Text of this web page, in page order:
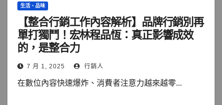
生活、品味
【整合行銷工作內容解析】品牌行銷別再
單打獨鬥！宏林程品恆：真正影響成效
的，是整合力
7 月 1, 2025 行銷人
在數位內容快速爆炸、消費者注意力越來越零...